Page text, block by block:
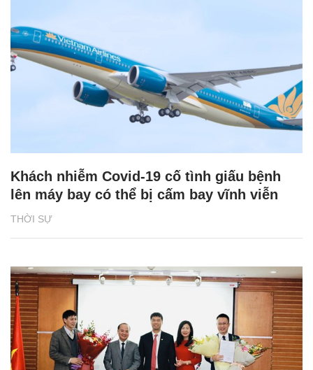
THỜI SỰ
Khách nhiễm Covid-19 cố tình giấu bệnh
lên máy bay có thể bị cấm bay vĩnh viễn